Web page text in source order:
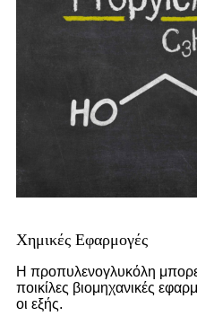
Χημικές Εφαρμογές
Η προπυλενογλυκόλη
ποικίλες βιομηχανικές
οι εξής.